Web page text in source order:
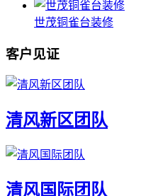
世茂铜雀台装修
客户见证
清风新区团队
清风国际团队